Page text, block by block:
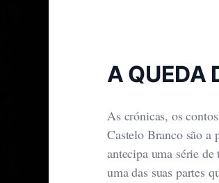
A QUEDA
As crónicas, os
Castelo Branco são a
antecipa uma série de
uma das suas partes